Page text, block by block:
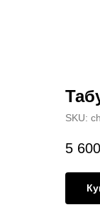
SKU:
5 600